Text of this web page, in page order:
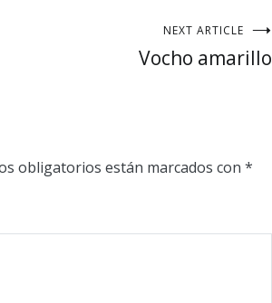
NEXT ARTICLE
Vocho amarillo
obligatorios están marcados con *